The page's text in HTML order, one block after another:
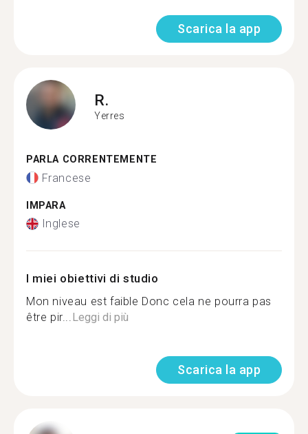
Scarica la app
R.
Yerres
PARLA CORRENTEMENTE
Francese
IMPARA
Inglese
I miei obiettivi di studio
Mon niveau est faible Donc cela ne pourra pas
être pir...Leggi di più
Scarica la app